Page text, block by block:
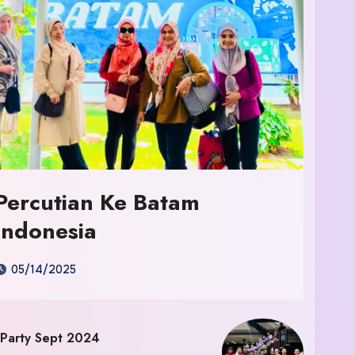
Ke Batam
05/14/2025
Sept 2024